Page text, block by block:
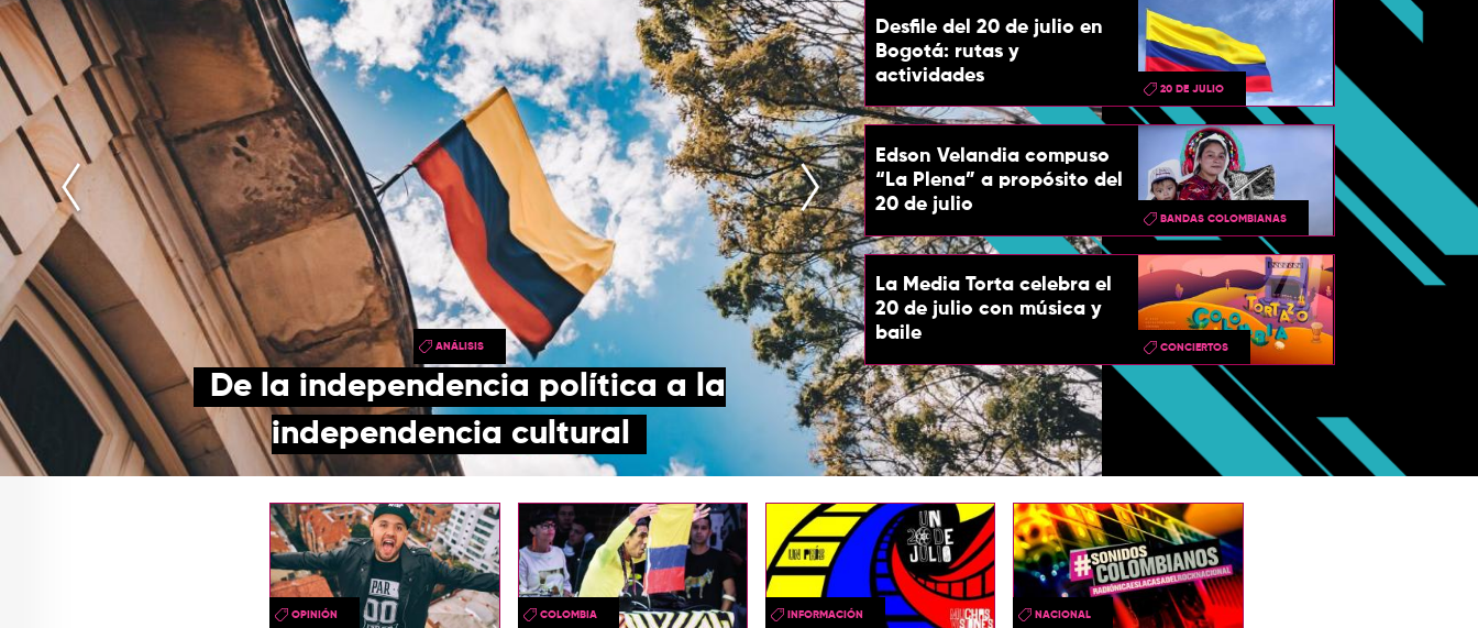
ANÁLISIS
De la independencia política a la
independencia cultural
virtual para
Desfile del 20 de julio en
Bogotá: rutas y
actividades
20 DE JULIO
Edson Velandia compuso
“La Plena” a propósito del
20 de julio
BANDAS COLOMBIANAS
La Media Torta celebra el
20 de julio con música y
baile
CONCIERTOS
OPINIÓN COLOMBIA INFORMACIÓN NACIONAL